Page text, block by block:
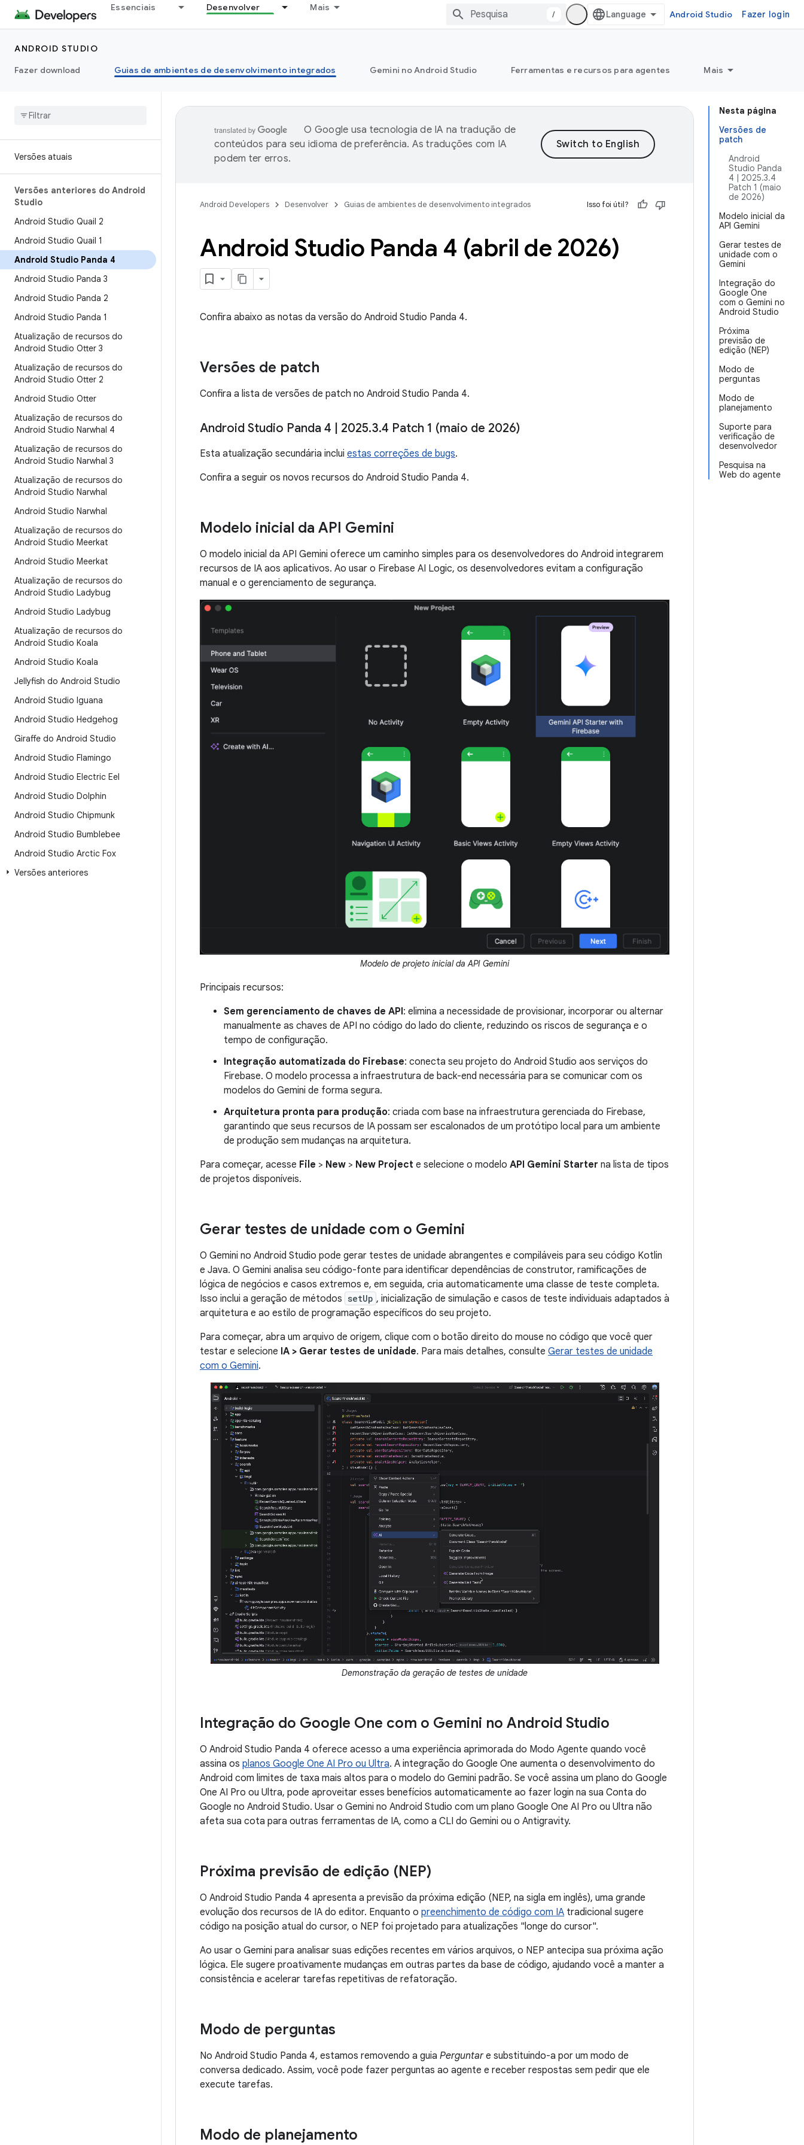
Essenciais Desenvolver Mais
/ Android Studio Fazer login
ANDROID STUDIO
Fazer download
Guias de ambientes de desenvolvimento integrados Gemini no Android Studio Ferramentas e recursos para agentes Mais
Versões atuais
Versões anteriores do Android
Studio
Android Studio Quail 2
Android Studio Quail 1
Android Studio Panda 4
Android Studio Panda 3
Android Studio Panda 2
Android Studio Panda 1
Atualização de recursos do
Android Studio Otter 3
Atualização de recursos do
Android Studio Otter 2
Android Studio Otter
Atualização de recursos do
Android Studio Narwhal 4
Atualização de recursos do
Android Studio Narwhal 3
Atualização de recursos do
Android Studio Narwhal
Android Studio Narwhal
Atualização de recursos do
Android Studio Meerkat
Android Studio Meerkat
Atualização de recursos do
Android Studio Ladybug
Android Studio Ladybug
Atualização de recursos do
Android Studio Koala
Android Studio Koala
Jellyfish do Android Studio
Android Studio Iguana
Android Studio Hedgehog
Giraffe do Android Studio
Android Studio Flamingo
Android Studio Electric Eel
Android Studio Dolphin
Android Studio Chipmunk
Android Studio Bumblebee
Android Studio Arctic Fox
Versões anteriores
Nesta página
Versões de
patch
Android
Studio Panda
4 | 2025.3.4
Patch 1 (maio
de 2026)
Modelo inicial da
API Gemini
Gerar testes de
unidade com o
Gemini
Integração do
Google One
com o Gemini no
Android Studio
Próxima
previsão de
edição (NEP)
Modo de
perguntas
Modo de
planejamento
Suporte para
verificação de
desenvolvedor
Pesquisa na
Web do agente
O Google usa tecnologia de IA na tradução de
conteúdos para seu idioma de preferência. As traduções com IA
podem ter erros.
Android Developers Desenvolver Guias de ambientes de desenvolvimento integrados Isso foi útil?
Android Studio Panda 4 (abril de 2026)
Confira abaixo as notas da versão do Android Studio Panda 4.
Versões de patch
Confira a lista de versões de patch no Android Studio Panda 4.
Android Studio Panda 4 2025.3.4 Patch 1 (maio de 2026)
Esta atualização secundária inclui estas correções de bugs.
Confira a seguir os novos recursos do Android Studio Panda 4.
Modelo inicial da API Gemini
O modelo inicial da API Gemini oferece um caminho simples para os desenvolvedores do Android integrarem
recursos de IA aos aplicativos. Ao usar o Firebase AI Logic, os desenvolvedores evitam a configuração
manual e o gerenciamento de segurança.
Modelo de projeto inicial da API Gemini
Principais recursos:
Sem gerenciamento de chaves de API: elimina a necessidade de provisionar, incorporar ou alternar
manualmente as chaves de API no código do lado do cliente, reduzindo os riscos de segurança e o
tempo de configuração.
Integração automatizada do Firebase: conecta seu projeto do Android Studio aos serviços do
Firebase. O modelo processa a infraestrutura de back-end necessária para se comunicar com os
modelos do Gemini de forma segura.
Arquitetura pronta para produção: criada com base na infraestrutura gerenciada do Firebase,
garantindo que seus recursos de IA possam ser escalonados de um protótipo local para um ambiente
de produção sem mudanças na arquitetura.
Para começar, acesse File > New > New Project e selecione o modelo API Gemini Starter na lista de tipos
de projetos disponíveis.
Gerar testes de unidade com o Gemini
O Gemini no Android Studio pode gerar testes de unidade abrangentes e compiláveis para seu código Kotlin
e Java. O Gemini analisa seu código-fonte para identificar dependências de construtor, ramificações de
lógica de negócios e casos extremos e, em seguida, cria automaticamente uma classe de teste completa.
Isso inclui a geração de métodos setUp , inicialização de simulação e casos de teste individuais adaptados à
arquitetura e ao estilo de programação específicos do seu projeto.
Para começar, abra um arquivo de origem, clique com o botão direito do mouse no código que você quer
testar e selecione IA > Gerar testes de unidade. Para mais detalhes, consulte Gerar testes de unidade
com o Gemini.
Demonstração da geração de testes de unidade
Integração do Google One com o Gemini no Android Studio
O Android Studio Panda 4 oferece acesso a uma experiência aprimorada do Modo Agente quando você
assina os planos Google One AI Pro ou Ultra. A integração do Google One aumenta o desenvolvimento do
Android com limites de taxa mais altos para o modelo do Gemini padrão. Se você assina um plano do Google
One AI Pro ou Ultra, pode aproveitar esses benefícios automaticamente ao fazer login na sua Conta do
Google no Android Studio. Usar o Gemini no Android Studio com um plano Google One AI Pro ou Ultra não
afeta sua cota para outras ferramentas de IA, como a CLI do Gemini ou o Antigravity.
Próxima previsão de edição (NEP)
O Android Studio Panda 4 apresenta a previsão da próxima edição (NEP, na sigla em inglês), uma grande
evolução dos recursos de IA do editor. Enquanto o preenchimento de código com IA tradicional sugere
código na posição atual do cursor, o NEP foi projetado para atualizações "longe do cursor".
Ao usar o Gemini para analisar suas edições recentes em vários arquivos, o NEP antecipa sua próxima ação
lógica. Ele sugere proativamente mudanças em outras partes da base de código, ajudando você a manter a
consistência e acelerar tarefas repetitivas de refatoração.
Modo de perguntas
No Android Studio Panda 4, estamos removendo a guia Perguntare substituindo-a por um modo de
conversa dedicado. Assim, você pode fazer perguntas ao agente e receber respostas sem pedir que ele
execute tarefas.
Modo de planejamento